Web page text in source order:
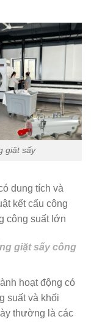
giặt sấy
dung tích và
kết cấu công
công suất lớn
giặt sấy công
hoạt động có
suất và khối
thường là các